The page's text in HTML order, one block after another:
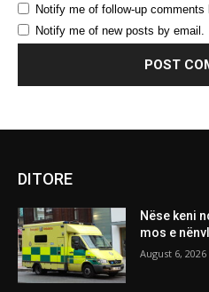
Notify me of follow-up comments
Notify me of new posts by email.
DITORE
Nëse keni
mos e
August 6, 2026